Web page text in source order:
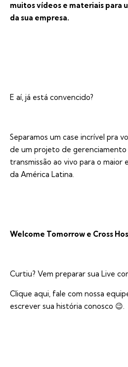
muitos vídeos e materiais para
da sua empresa.
E aí, já está convencido?
Separamos um case incrível pra
de um projeto de
transmissão ao vivo para o maior
da América Latina.
Welcome Tomorrow e Cross
Curtiu? Vem preparar sua Live
Clique aqui, fale com nossa
escrever sua história conosco 😉.